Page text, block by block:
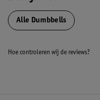
Het Nederlandse fitness merk
fitnessartikelen zijn
EAN code:8719497598786
Alle Dumbbells
Hoe controleren wij de reviews?